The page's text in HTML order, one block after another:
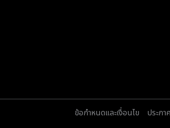
ข้อกำหนดและเงื่อนไข ประก